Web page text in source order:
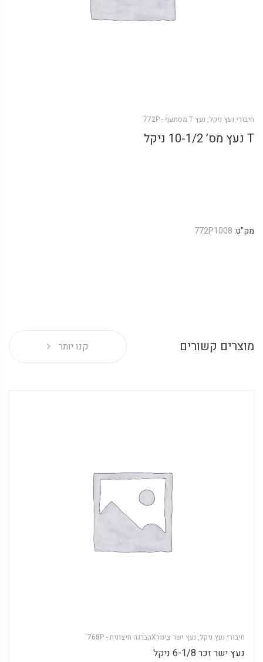
חיבורי נעץ ניקל,נעץ T מסתעף - 772P
T נעץ מס’ 10-1/2 ניקל
מק"ט:772P1008
מוצרים קשורים קנו יותר
חיבורי נעץ ניקל,נעץ ישר צינורXהברגה חיצונית - 768P
נעץ ישר זכר 6-1/8 ניקל